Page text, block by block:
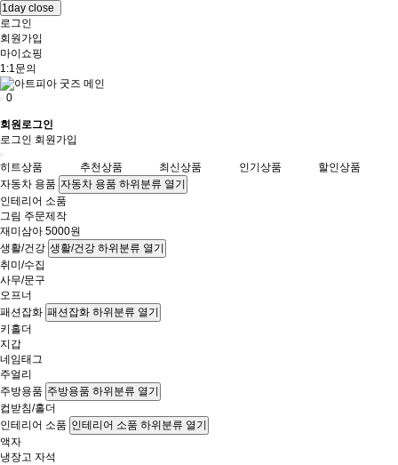
1day close
로그인
회원가입
마이쇼핑
1:1문의
0
회원로그인
로그인 회원가입
히트상품 추천상품 최신상품 인기상품
할인상품
자동차 용품 자동차 용품 하위분류 열기
인테리어 소품
그림 주문제작
재미삼아 5000원
생활/건강 생활/건강 하위분류 열기
취미/수집
사무/문구
오프너
패션잡화 패션잡화 하위분류 열기
키홀더
지갑
네임태그
주얼리
주방용품 주방용품 하위분류 열기
컵받침/홀더
인테리어 소품 인테리어 소품 하위분류 열기
액자
냉장고 자석